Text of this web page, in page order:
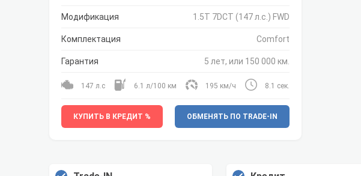
Модификация 1.5T 7DCT (147 л.с.) FWD
Комплектация Comfort
Гарантия 5 лет, или 150 000 км.
147 л.с 6.1 л/100 км 195 км/ч 8.1 сек.
КУПИТЬ В КРЕДИТ % ОБМЕНЯТЬ ПО TRADE-IN